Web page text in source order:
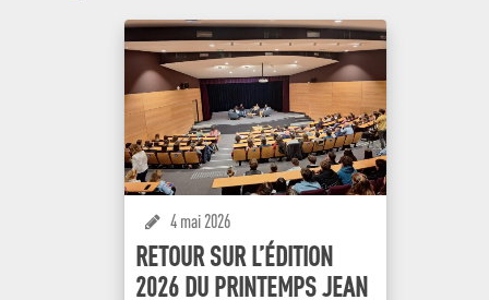
4 mai 2026
RETOUR SUR L’ÉDITION
2026 DU PRINTEMPS JEAN